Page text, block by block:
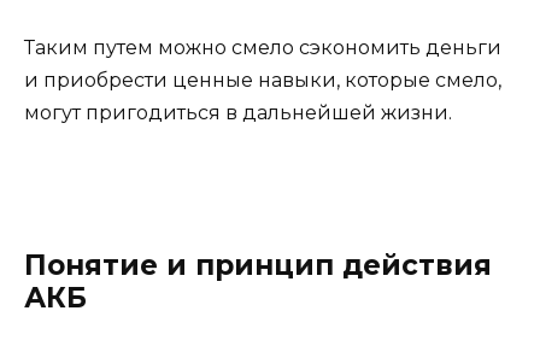
Таким путем можно смело сэкономить деньги
и приобрести ценные навыки, которые смело,
могут пригодиться в дальнейшей жизни.
Понятие и принцип действия
АКБ